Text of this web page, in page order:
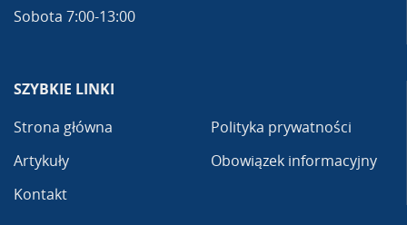
Sobota 7:00-13:00
SZYBKIE LINKI
Strona główna
Artykuły
Kontakt
Polityka prywatności
Obowiązek informacyjny